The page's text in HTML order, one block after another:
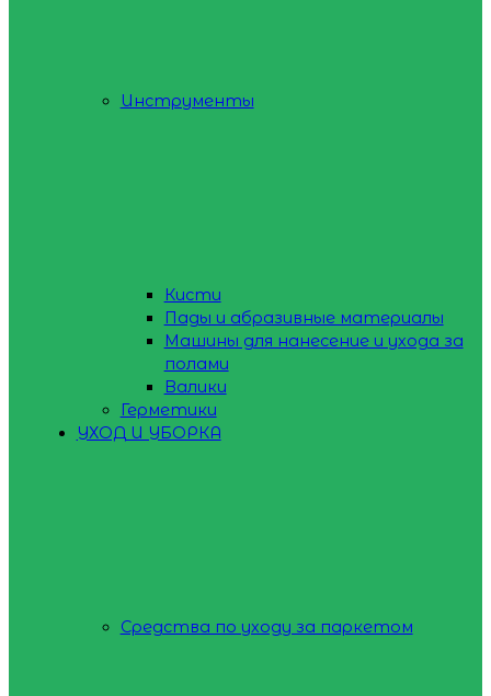
Инструменты
Кисти
Пады и абразивные материалы
Машины для нанесение и ухода за
полами
Валики
Герметики
УХОД И УБОРКА
Средства по уходу за паркетом